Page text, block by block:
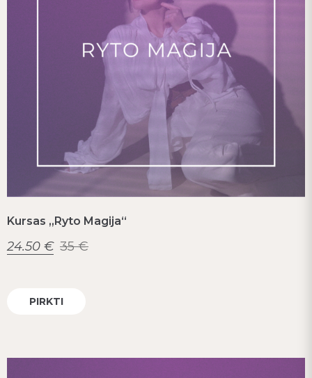
Kursas „Ryto Magija“
24.50 € 35€
PIRKTI